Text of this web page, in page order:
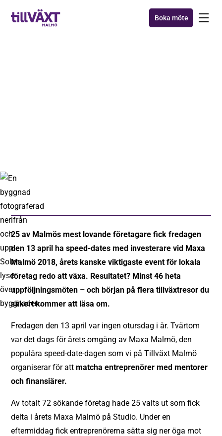
Boka möte
25 av Malmös mest lovande företagare fick fredagen
den 13 april ha speed-dates med investerare vid Maxa
Malmö 2018, årets kanske viktigaste event för lokala
företag redo att växa. Resultatet? Minst 46 heta
uppföljningsmöten – och början på flera tillväxtresor du
säkert kommer att läsa om.
Fredagen den 13 april var ingen otursdag i år. Tvärtom
var det dags för årets omgång av Maxa Malmö, den
populära speed-date-dagen som vi på Tillväxt Malmö
organiserar för attmatcha entreprenörer med mentorer
och finansiärer.
Av totalt 72 sökande företag hade 25 valts ut som fick
delta i årets Maxa Malmö på Studio. Under en
eftermiddag fick entreprenörerna sätta sig ner öga mot